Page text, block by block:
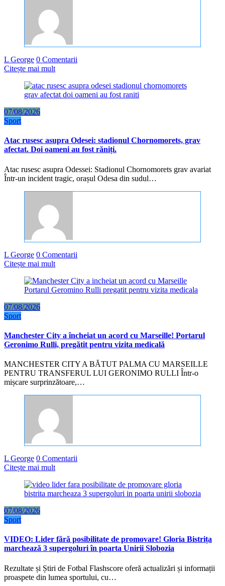
L George 0 Comentarii
Citește mai mult
07/08/2026
Sport
Atac rusesc asupra Odesei: stadionul Chornomorets, grav
afectat. Doi oameni au fost răniți.
Atac rusesc asupra Odessei: Stadionul Chornomorets grav avariat
Într-un incident tragic, orașul Odesa din sudul…
L George 0 Comentarii
Citește mai mult
07/08/2026
Sport
Manchester City a încheiat un acord cu Marseille! Portarul
Geronimo Rulli, pregătit pentru vizita medicală
MANCHESTER CITY A BĂTUT PALMA CU MARSEILLE
PENTRU TRANSFERUL LUI GERONIMO RULLI Într-o
mișcare surprinzătoare,…
L George 0 Comentarii
Citește mai mult
07/08/2026
Sport
VIDEO: Lider fără posibilitate de promovare! Gloria Bistrița
marchează 3 supergoluri în poarta Unirii Slobozia
Rezultate și Știri de Fotbal Flashscore oferă actualizări și informații
proaspete din lumea sportului, cu…